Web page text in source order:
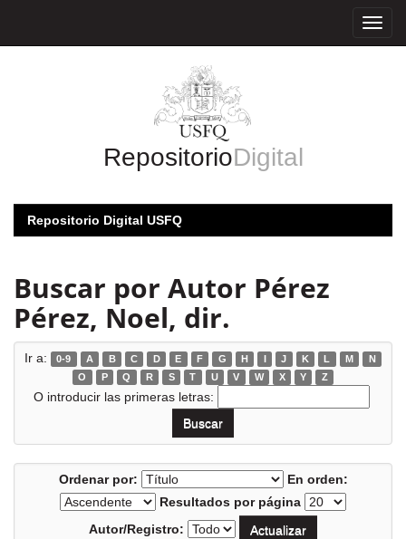
RepositorioDigital
Repositorio Digital USFQ
Buscar por Autor Pérez
Pérez, Noel, dir.
Ir a: 0-9 A B C D E F G H I J K L M
N
O
P Q R S T U V W X Y Z
O introducir las primeras letras:
Ordenar por:
En orden:
Resultados por página
Autor/Registro: